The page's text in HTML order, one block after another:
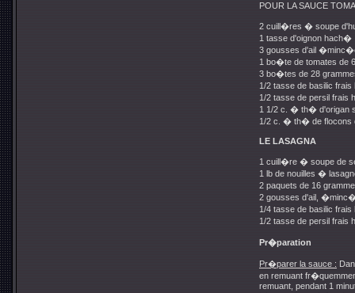
POUR LA SAUCE
2 cuill�res � soupe
1 tasse d'oignon hach�
3 gousses d'ail
1 bo�te de tomates de
3 bo�tes de 28
1/2 tasse de basilic
1/2 tasse de persil frais
1 1/2 c. � th�
1/2 c. � th� de flocons
LE LASAGNA
1 cuill�re � soupe de
1 lb de nouilles �
2 paquets de 16
2 gousses d'ail,
1/4 tasse de basilic
1/2 tasse de persil frais
Pr�paration
Pr�parer la sauce :
en remuant
remuant, pendant 1